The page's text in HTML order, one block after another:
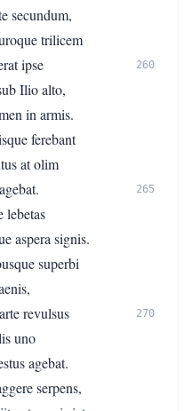
secundum,
trilicem
ipse
260
Ilio alto,
in armis.
ferebant
at olim
265
lebetas
aspera signis.
superbi
revulsus
270
uno
agebat.
serpens,